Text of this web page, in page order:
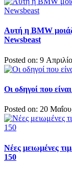
Αυτή η BMW
Newsbeast
Posted on: 9
Οι οδηγοί που
Posted on: 20
Νέες μειωμένες
150